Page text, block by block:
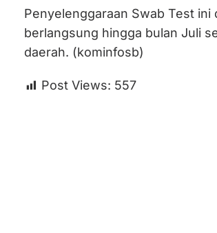
Penyelenggaraan Swab Test ini
berlangsung hingga bulan Juli
daerah. (kominfosb)
Post Views: 557